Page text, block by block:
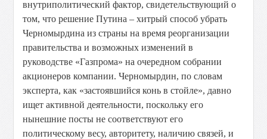
внутриполитический фактор, свидетельствующий о
том, что решение Путина – хитрый способ убрать
Черномырдина из страны на время реорганизации
правительства и возможных изменений в
руководстве «Газпрома» на очередном собрании
акционеров компании. Черномырдин, по словам
эксперта, как «застоявшийся конь в стойле», давно
ищет активной деятельности, поскольку его
нынешние посты не соответствуют его
политическому весу, авторитету, наличию связей, и